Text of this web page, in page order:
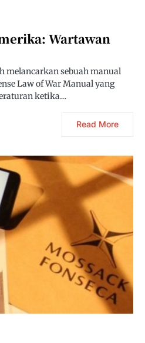
Wartawan
melancarkan sebuah manual
Law of War Manual yang
ketika…
Read More